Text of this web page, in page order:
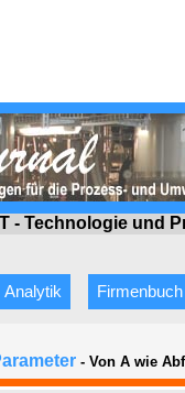
- Technologie und
Analytik Firmenbuch
- Von A wie